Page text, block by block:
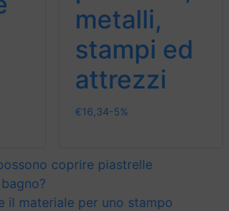
metalli,
stampi ed
attrezzi
€16,34-5%
coprire piastrelle
il materiale per uno stampo